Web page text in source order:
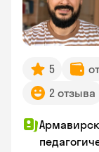
5
2 отзыва